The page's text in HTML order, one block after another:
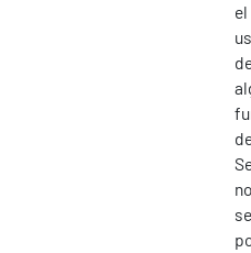
el
no